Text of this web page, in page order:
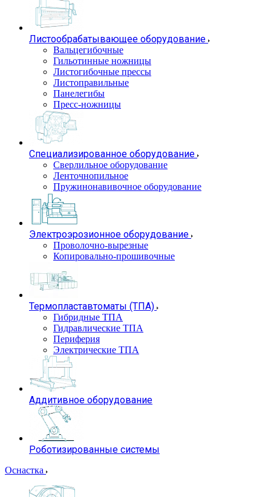
Листообрабатывающее оборудование
Вальцегибочные
Гильотинные ножницы
Листогибочные прессы
Листоправильные
Панелегибы
Пресс-ножницы
Специализированное оборудование
Сверлильное оборудование
Ленточнопильное
Пружинонавивочное оборудование
Электроэрозионное оборудование
Проволочно-вырезные
Копировально-прошивочные
Термопластавтоматы (ТПА)
Гибридные ТПА
Гидравлические ТПА
Периферия
Электрические ТПА
Аддитивное оборудование
Роботизированные системы
Оснастка